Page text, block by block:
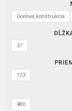
Oceľová konštrukcia
37
123
480